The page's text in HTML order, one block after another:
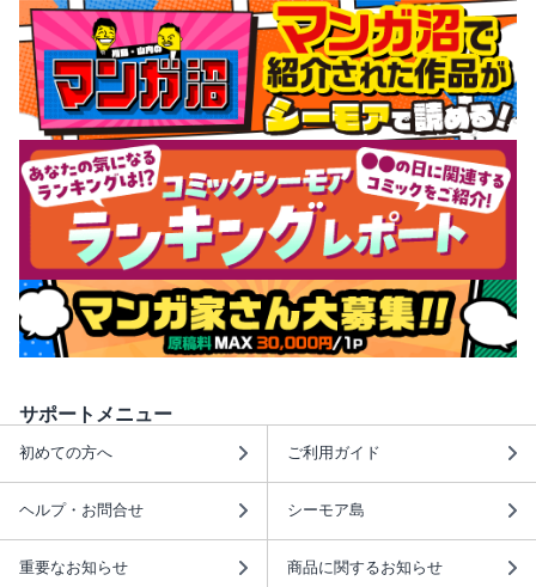
サポートメニュー
初めての方へ ご利用ガイド
ヘルプ・お問合せ シーモア島
重要なお知らせ 商品に関するお知らせ